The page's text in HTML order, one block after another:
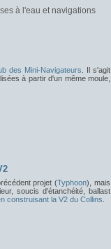
à l'eau et navigations
des Mini-Navigateurs . Il s'agit
à partir d'un même moule,
projet (Typhoon), mais
soucis d'étanchéité, ballast
construisant la V2 du Collins